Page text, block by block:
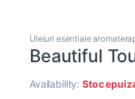
Uleiuri esentiale
Beautiful
Availability:Stoc